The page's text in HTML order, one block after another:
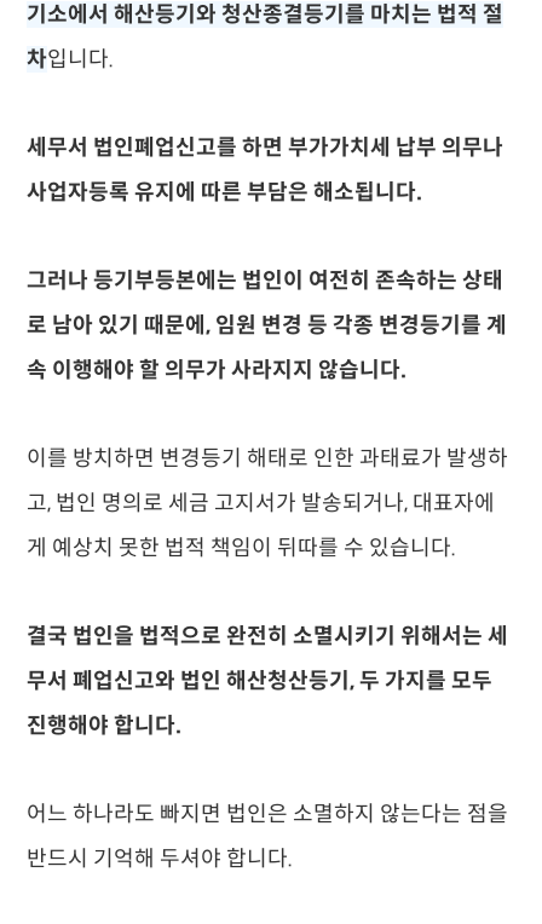
기소에서 해산등기와 청산종결등기를 마치는 법적 절
차입니다.
세무서 법인폐업신고를 하면 부가가치세 납부 의무나
사업자등록 유지에 따른 부담은 해소됩니다.
그러나 등기부등본에는 법인이 여전히 존속하는 상태
로 남아 있기 때문에, 임원 변경 등 각종 변경등기를 계
속 이행해야 할 의무가 사라지지 않습니다.
이를 방치하면 변경등기 해태로 인한 과태료가 발생하
고, 법인 명의로 세금 고지서가 발송되거나, 대표자에
게 예상치 못한 법적 책임이 뒤따를 수 있습니다.
결국 법인을 법적으로 완전히 소멸시키기 위해서는 세
무서 폐업신고와 법인 해산청산등기, 두 가지를 모두
진행해야 합니다.
어느 하나라도 빠지면 법인은 소멸하지 않는다는 점을
반드시 기억해 두셔야 합니다.